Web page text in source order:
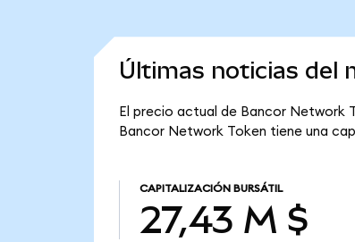
Últimas noticias del
El precio actual de Bancor Network
Bancor Network Token tiene una
CAPITALIZACIÓN BURSÁTIL
27,43 M $